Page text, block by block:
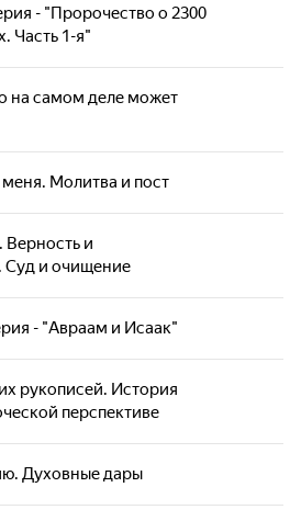
Молитва и пост
и предательство.
Я не хочу стареть
5-я серия
- "Пророчество о 2300
Часть 1-я"
рукописей. История
перспективе
На грани смерти с
- "Пророчество о 2300
Часть 1-я"
на самом деле может
Молитва и пост
и
Суд и очищение
- "Авраам и Исаак"
рукописей. История
перспективе
Духовные дары